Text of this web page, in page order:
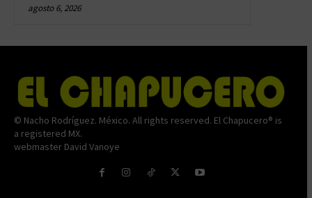
agosto 6, 2026
© Nacho Rodríguez. México. All rights reserved. El Chapucero® is
a registered MX.
webmaster David Vanoye